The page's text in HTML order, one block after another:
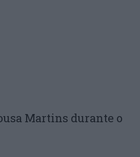
Martins durante o